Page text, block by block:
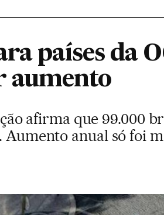
países da
aumento
afirma que 99.000
Aumento anual só foi